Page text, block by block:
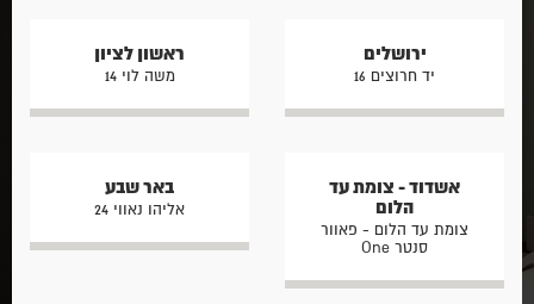
ירושלים
יד חרוצים 16
ראשון לציון
משה לוי 14
אשדוד - צומת עד
הלום
צומת עד הלום - פאוור
סנטר One
באר שבע
אליהו נאווי 24